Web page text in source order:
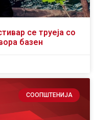
се труеја со
базен
СООПШТЕНИЈА